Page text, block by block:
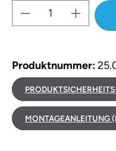
Produkt
Produktnummer:
MONTAGEANLEITUNG